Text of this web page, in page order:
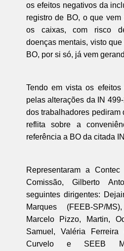
os efeitos negativos da
registro de BO, o que vem
os caixas, com risco
doenças mentais, visto
BO, por si só, já vem
Tendo em vista os
pelas alterações da IN
dos trabalhadores pediram
reflita sobre a
referência a BO da citada
Representaram a
Comissão, Gilberto
seguintes dirigentes:
Marques (FEEB-SP/
Marcelo Pizzo, Martin,
Samuel, Valéria
Curvelo e SEEB